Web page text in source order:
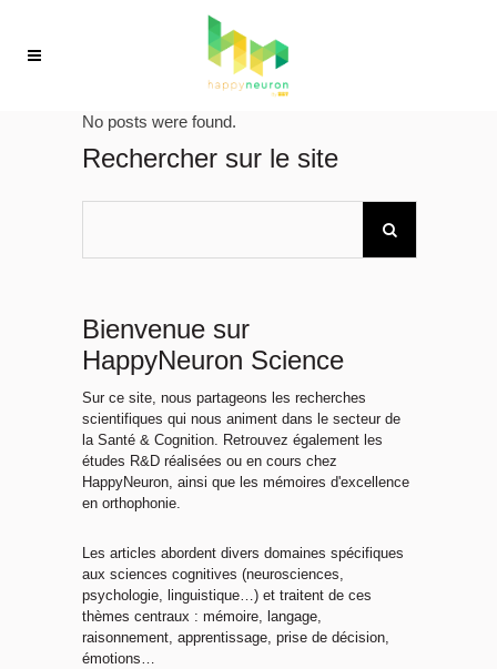
No posts were found.
Rechercher sur le site
Bienvenue sur
HappyNeuron Science
Sur ce site, nous partageons les recherches
scientifiques qui nous animent dans le secteur de
la Santé & Cognition. Retrouvez également les
études R&D réalisées ou en cours chez
HappyNeuron, ainsi que les mémoires d'excellence
en orthophonie.
Les articles abordent divers domaines spécifiques
aux sciences cognitives (neurosciences,
psychologie, linguistique…) et traitent de ces
thèmes centraux : mémoire, langage,
raisonnement, apprentissage, prise de décision,
émotions…